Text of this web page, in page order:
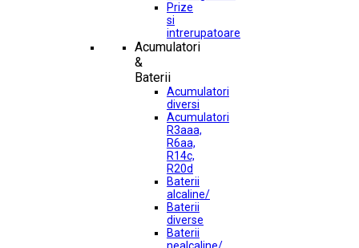
Prize
si
intrerupatoare
Acumulatori
&
Baterii
Acumulatori
diversi
Acumulatori
R3aaa,
R6aa,
R14c,
R20d
Baterii
alcaline/
Baterii
diverse
Baterii